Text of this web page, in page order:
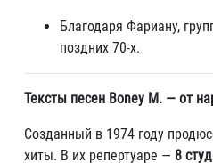
Благодаря Фариану,
поздних 70-х.
Тексты песен Boney M. — от
Созданный в 1974 году
хиты. В их репертуаре — 8